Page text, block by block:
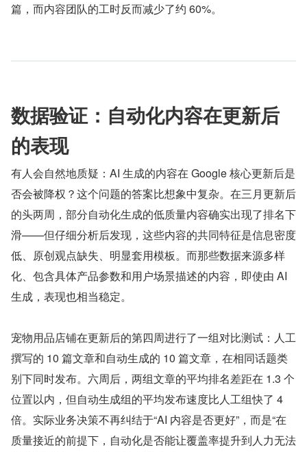
篇，而内容团队的工时反而减少了约 60%。
数据验证：自动化内容在更新后
的表现
有人会自然地质疑：AI 生成的内容在 Google 核心更新后是
否会被降权？这个问题的答案比想象中复杂。在三月更新后
的头两周，部分自动化生成的低质量内容确实出现了排名下
滑——但仔细分析后发现，这些内容的共同特征是信息密度
低、原创观点缺失、明显套用模板。而那些数据来源多样
化、包含具体产品参数和用户场景描述的内容，即使由 AI
生成，表现也相当稳定。
宠物用品店铺在更新后的第四周进行了一组对比测试：人工
撰写的 10 篇文章和自动生成的 10 篇文章，在相同话题类
别下同时发布。六周后，两组文章的平均排名差距在 1.3 个
位置以内，但自动生成组的平均发布速度比人工组快了 4
倍。实际业务决策不再纠结于“AI 内容是否更好”，而是“在
质量接近的前提下，自动化是否能让覆盖率提升到人力无法